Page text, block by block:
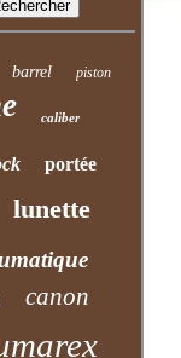
barrel piston
caliber
portée
lunette
canon